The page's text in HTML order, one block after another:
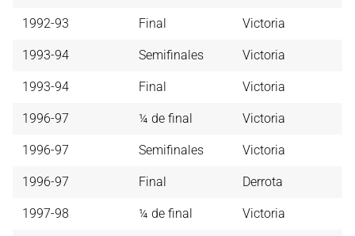
1992-93 Final Victoria
1993-94 Semifinales Victoria
1993-94 Final Victoria
1996-97 ¼ de final Victoria
1996-97 Semifinales Victoria
1996-97 Final Derrota
1997-98 ¼ de final Victoria